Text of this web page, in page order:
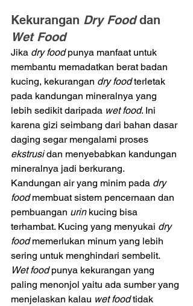
Kekurangan Dry Food dan
Wet Food
Jika dry food punya manfaat untuk
membantu memadatkan berat badan
kucing, kekurangan dry food terletak
pada kandungan mineralnya yang
lebih sedikit daripada wet food. Ini
karena gizi seimbang dari bahan dasar
daging segar mengalami proses
ekstrusi dan menyebabkan kandungan
mineralnya jadi berkurang.
Kandungan air yang minim pada dry
food membuat sistem pencernaan dan
pembuangan urin kucing bisa
terhambat. Kucing yang menyukai dry
food memerlukan minum yang lebih
sering untuk menghindari sembelit.
Wet food punya kekurangan yang
paling menonjol yaitu ada sumber yang
menjelaskan kalau wet food tidak